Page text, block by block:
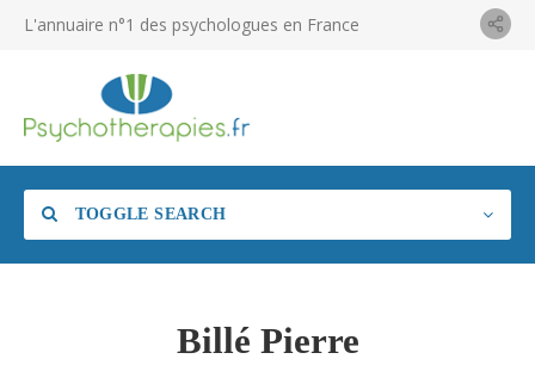
L'annuaire n°1 des psychologues en France
TOGGLE SEARCH
Billé Pierre